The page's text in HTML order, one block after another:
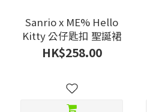
Sanrio x ME% Hello
Kitty 公仔匙扣 聖誕裙
HK$258.00